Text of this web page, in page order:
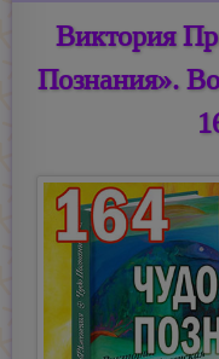
Виктория
Познания».